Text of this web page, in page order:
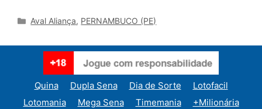
Categories
Aval Aliança, PERNAMBUCO (PE)
Quina Dupla Sena Dia de Sorte
Lotofacil
Lotomania
Mega Sena Timemania
+Milionária